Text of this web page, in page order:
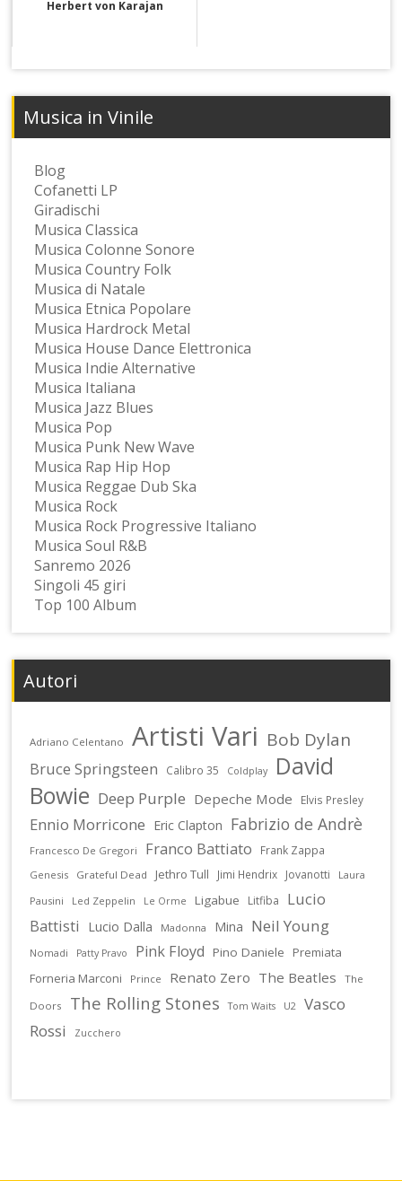
Herbert von Karajan
Musica in Vinile
Blog
Cofanetti LP
Giradischi
Musica Classica
Musica Colonne Sonore
Musica Country Folk
Musica di Natale
Musica Etnica Popolare
Musica Hardrock Metal
Musica House Dance Elettronica
Musica Indie Alternative
Musica Italiana
Musica Jazz Blues
Musica Pop
Musica Punk New Wave
Musica Rap Hip Hop
Musica Reggae Dub Ska
Musica Rock
Musica Rock Progressive Italiano
Musica Soul R&B
Sanremo 2026
Singoli 45 giri
Top 100 Album
Autori
Adriano Celentano Artisti Vari Bob Dylan
Bruce Springsteen Calibro 35 Coldplay
David
Bowie Deep Purple Depeche Mode Elvis Presley
Ennio Morricone Eric Clapton Fabrizio de Andrè
Francesco De Gregori Franco Battiato Frank Zappa
Genesis Grateful Dead Jethro Tull Jimi Hendrix Jovanotti
Laura
Pausini
Led Zeppelin Le Orme Ligabue Litfiba
Lucio
Battisti
Lucio Dalla Madonna Mina Neil Young
Nomadi Patty Pravo Pink Floyd Pino Daniele
Premiata
Forneria Marconi
Prince Renato Zero The Beatles
The
Doors
The Rolling Stones Tom Waits U2
Vasco
Rossi
Zucchero